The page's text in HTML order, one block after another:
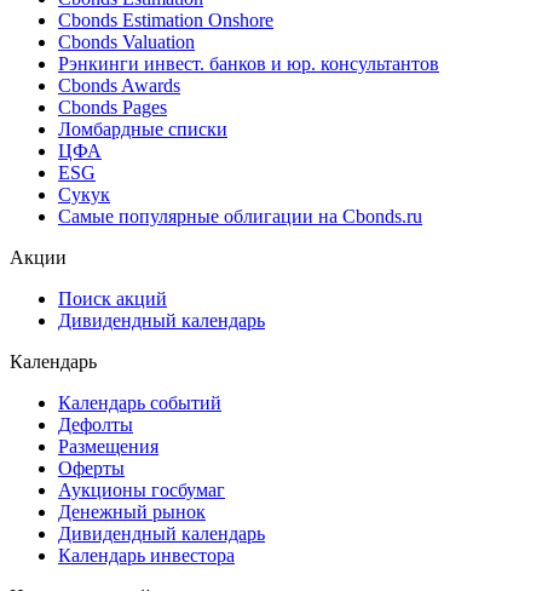
Cbonds Estimation Onshore
Cbonds Valuation
Рэнкинги инвест. банков и юр. консультантов
Cbonds Awards
Cbonds Pages
Ломбардные списки
ЦФА
ESG
Сукук
Самые популярные облигации на Cbonds.ru
Акции
Поиск акций
Дивидендный календарь
Календарь
Календарь событий
Дефолты
Размещения
Оферты
Аукционы госбумаг
Денежный рынок
Дивидендный календарь
Календарь инвестора